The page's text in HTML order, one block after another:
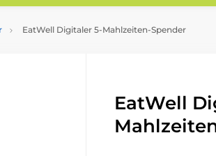
EatWell Digitaler 5-Mahlzeiten-Spender
EatWell